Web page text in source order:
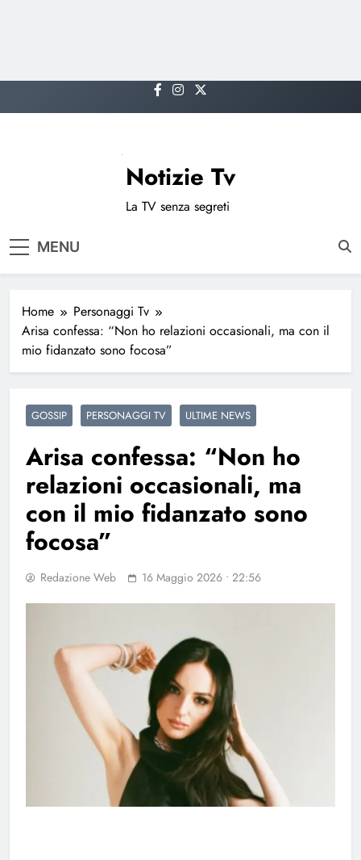
to
Notizie Tv
La TV senza segreti
MENU
Home
Personaggi Tv
Arisa confessa: “Non ho relazioni occasionali, ma con il
mio fidanzato sono focosa”
GOSSIP PERSONAGGI TV ULTIME NEWS
Arisa confessa: “Non ho
relazioni occasionali, ma
con il mio fidanzato sono
focosa”
Redazione Web 16 Maggio 2026 • 22:56